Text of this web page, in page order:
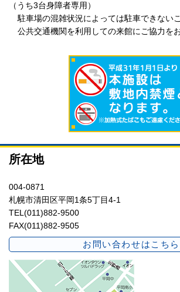
（うち3台身障者専用）
駐車場の混雑状況によっては駐車できない
公共交通機関を利用しての来館にご協力を
所在地
004-0871
札幌市清田区平岡1条5丁目4-1
TEL(011)882-9500
FAX(011)882-9505
お問い合わせはこちら